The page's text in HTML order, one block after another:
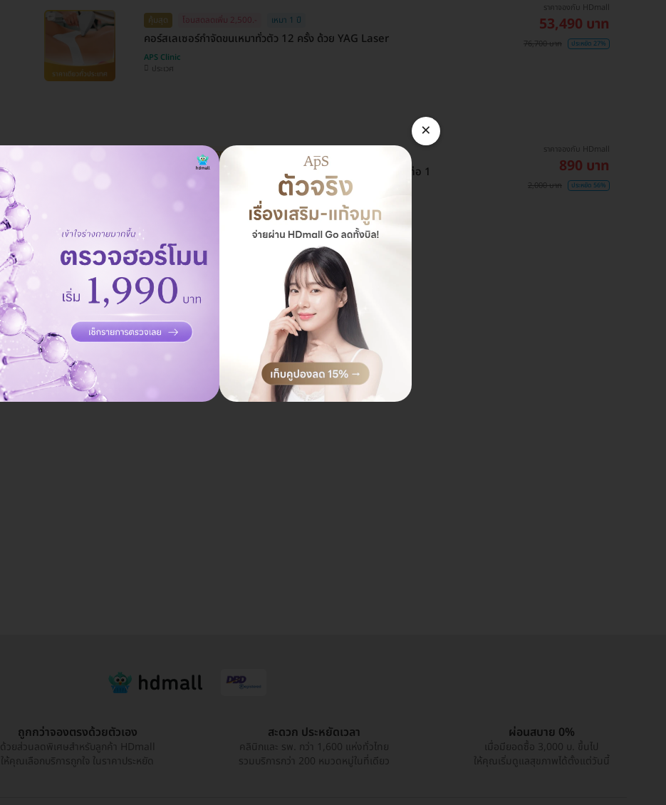
คุ้มสุด โอนสดลดเพิ่ม 2,500.- เหมา 1 ปี
คอร์สเลเซอร์กำจัดขนเหมาทั่วตัว 12 ครั้ง ด้วย YAG Laser
APS Clinic
ประเวศ
ราคาจองกับ HDmall
53,490 บาท
76,700 บาท ประหยัด 27%
ยิงแรง ไม่หวงช็อต!
Picosecond Laser แก้ปัญหาผิวทั่วใบหน้า 1 ครั้ง จำกัด 1 ท่านต่อ 1
สิทธิ์ เท่านั้น
ราคาจองกับ HDmall
890 บาท
2,000 บาท ประหยัด 56%
ถูกกว่าจองตรงด้วยตัวเอง
ด้วยส่วนลดพิเศษสำหรับลูกค้า HDmall
ให้คุณเลือกบริการถูกใจ ในราคาประหยัด
สะดวก ประหยัดเวลา
คลินิกและ รพ. กว่า 1,600 แห่งทั่วไทย
รวมบริการกว่า 200 หมวดหมู่ในที่เดียว
ผ่อนสบาย 0%
เมื่อมียอดซื้อ 3,000 บ. ขึ้นไป
ให้คุณเริ่มดูแลสุขภาพได้ตั้งแต่วันนี้
×